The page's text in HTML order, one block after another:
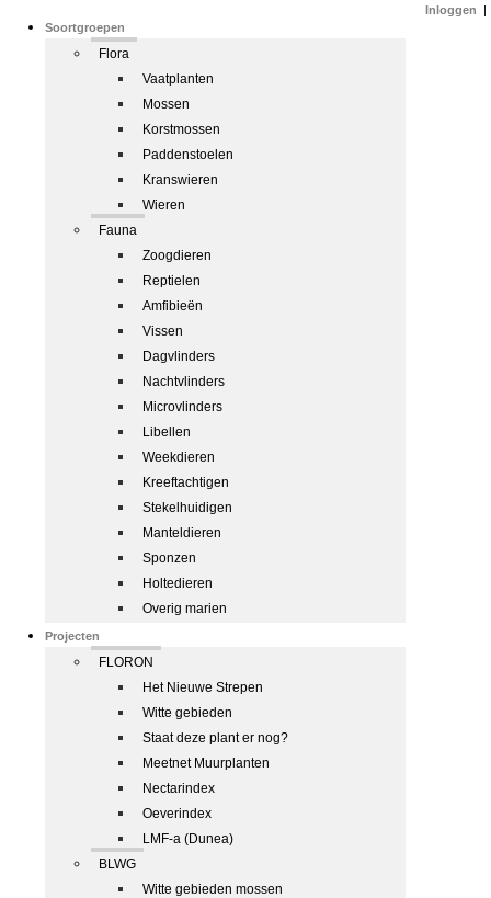
Soortgroepen
Flora
Vaatplanten
Mossen
Korstmossen
Paddenstoelen
Kranswieren
Wieren
Fauna
Zoogdieren
Reptielen
Amfibieën
Vissen
Dagvlinders
Nachtvlinders
Microvlinders
Libellen
Weekdieren
Kreeftachtigen
Stekelhuidigen
Manteldieren
Sponzen
Holtedieren
Overig marien
Projecten
FLORON
Het Nieuwe Strepen
Witte gebieden
Staat deze plant er nog?
Meetnet Muurplanten
Nectarindex
Oeverindex
LMF-a (Dunea)
BLWG
Witte gebieden mossen
Inloggen |